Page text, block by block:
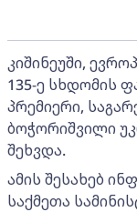
კიშინეუში,
135-ე სხდომის
პრემიერი,
ბოჭორიშვილი
შეხვდა.
ამის შესახებ
საქმეთა